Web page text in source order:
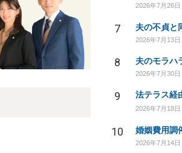
2026年7月26日
7
2026年7月13日
8
2026年7月30日
9
2026年7月18日
10 婚姻費用調
2026年7月14日